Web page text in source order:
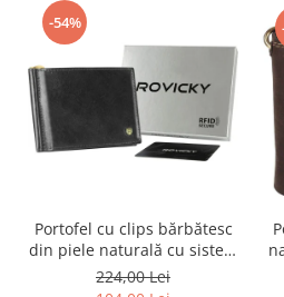
-54%
Portofel cu clips bărbătesc
din piele naturală cu sistem
RFID - Rovicky PTR-N1908-
RVT-9799 BLACK
224,00 Lei